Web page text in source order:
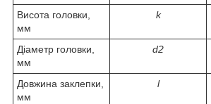
Висота головки,
мм
k
Діаметр головки,
мм
d2
Довжина заклепки,
мм
l